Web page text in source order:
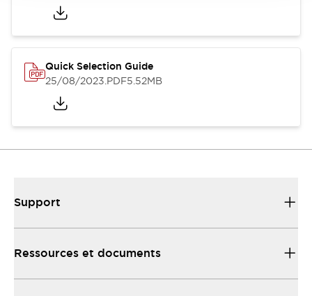
Quick Selection Guide
25/08/2023.PDF5.52MB
Support
Ressources et documents